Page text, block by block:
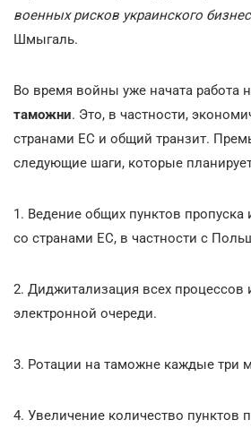
военных рисков украинского
Шмыгаль.
Во время войны уже начата работа
таможни. Это, в частности,
странами ЕС и общий транзит.
следующие шаги, которые
1. Ведение общих пунктов
со странами ЕС, в частности с
2. Диджитализация всех процессов
электронной очереди.
3. Ротации на таможне каждые три
4. Увеличение количество пунктов